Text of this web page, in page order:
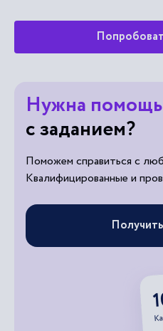
Нужна помощь
с заданием?
Поможем справиться с
Квалифицированные и